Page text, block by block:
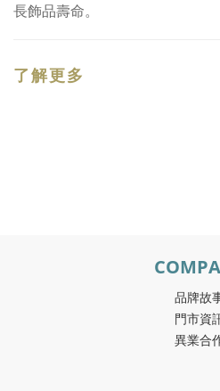
長飾品壽命。
了解更多
品牌故
門市資
異業合